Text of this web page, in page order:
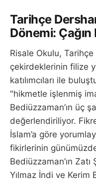
Tarihçe
Dönemi: Çağın
Risale Okulu,
çekirdeklerinin filize
katılımcıları ile
"hikmetle işlenmiş
Bediüzzaman’ın üç
değerlendiriliyor.
İslam’a göre
fikirlerinin
Bediüzzaman’ın
Yılmaz İndi ve Kerim